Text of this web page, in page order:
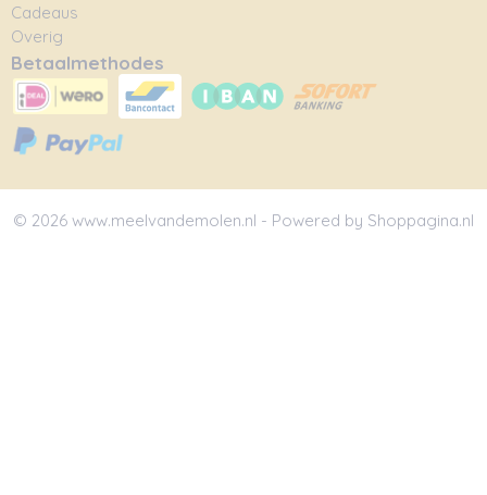
Cadeaus
Overig
Betaalmethodes
© 2026 www.meelvandemolen.nl - Powered by Shoppagina.nl